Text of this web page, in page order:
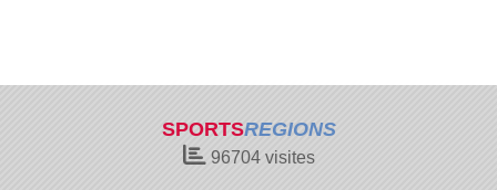
SPORTSREGIONS
96704visites